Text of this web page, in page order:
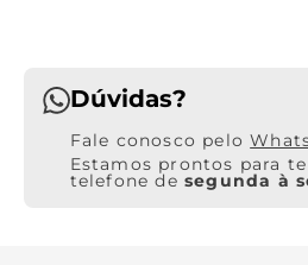
Dúvidas?
Estamos prontos para
telefone de segunda à